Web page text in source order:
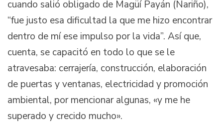
cuando salió obligado de Magüí Payán (Nariño),
“fue justo esa dificultad la que me hizo encontrar
dentro de mí ese impulso por la vida”. Así que,
cuenta, se capacitó en todo lo que se le
atravesaba: cerrajería, construcción, elaboración
de puertas y ventanas, electricidad y promoción
ambiental, por mencionar algunas, «y me he
superado y crecido mucho».